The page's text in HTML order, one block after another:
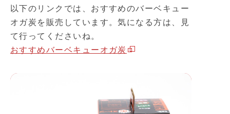
以下のリンクでは、おすすめのバーベキュー
オガ炭を販売しています。気になる方は、見
て行ってくださいね。
おすすめバーベキューオガ炭